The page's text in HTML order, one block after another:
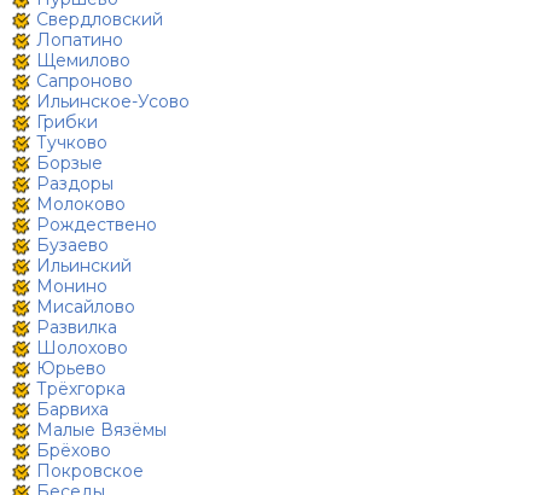
Свердловский
Лопатино
Щемилово
Сапроново
Ильинское-Усово
Грибки
Тучково
Борзые
Раздоры
Молоково
Рождествено
Бузаево
Ильинский
Монино
Мисайлово
Развилка
Шолохово
Юрьево
Трёхгорка
Барвиха
Малые Вязёмы
Брёхово
Покровское